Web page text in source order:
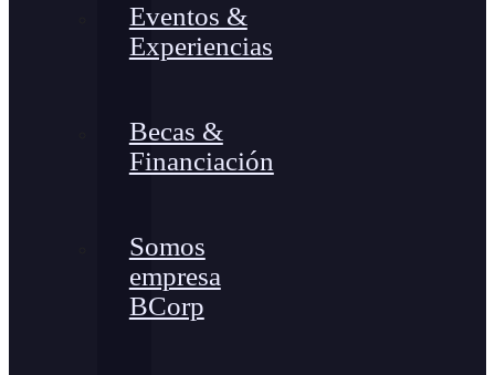
Eventos &
Experiencias
Becas &
Financiación
Somos
empresa
BCorp